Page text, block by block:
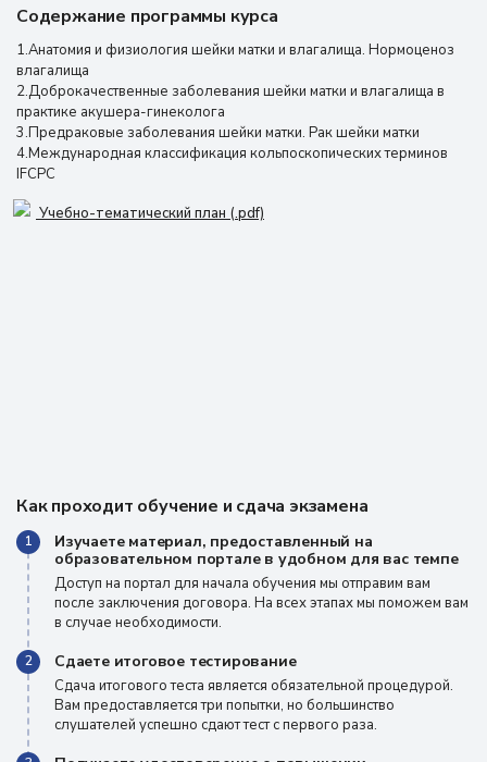
Содержание программы курса
1.Анатомия и физиология шейки матки и влагалища. Нормоценоз
влагалища
2.Доброкачественные заболевания шейки матки и влагалища в
практике акушера-гинеколога
3.Предраковые заболевания шейки матки. Рак шейки матки
4.Международная классификация кольпоскопических терминов
IFCPC
Учебно-тематический план (.pdf)
Как проходит обучение и сдача экзамена
1
Изучаете материал, предоставленный на
образовательном портале в удобном для вас темпе
Доступ на портал для начала обучения мы отправим вам
после заключения договора. На всех этапах мы поможем вам
в случае необходимости.
2 Сдаете итоговое тестирование
Сдача итогового теста является обязательной процедурой.
Вам предоставляется три попытки, но большинство
слушателей успешно сдают тест с первого раза.